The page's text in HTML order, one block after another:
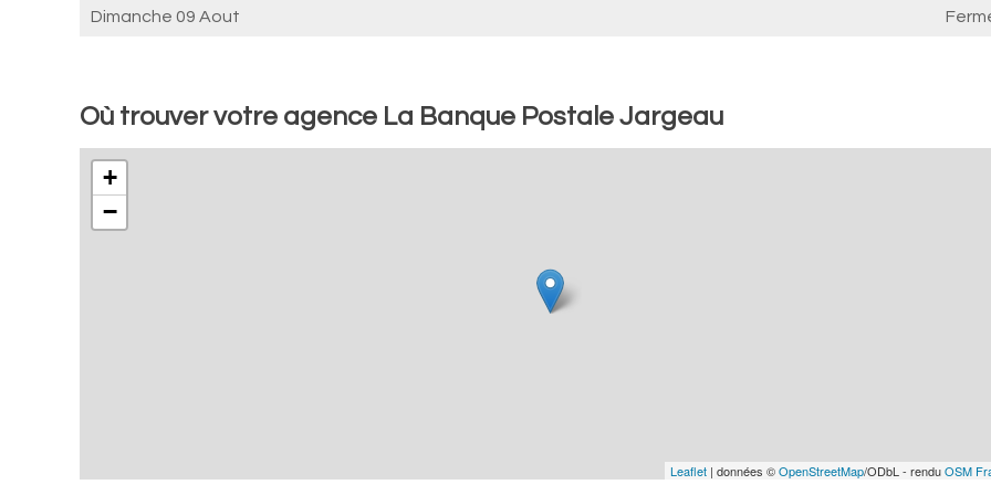
Dimanche 09 Aout
Où trouver votre agence La Banque Postale Jargeau
+
−
Leaflet | données ©OpenStreetMap/ODbL - renduOSM